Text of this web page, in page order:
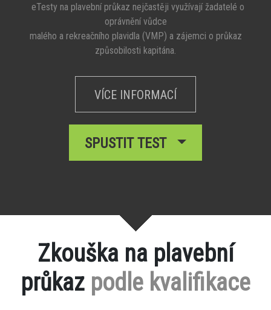
eTesty na plavební průkaz nejčastěji využívají žadatelé o
oprávnění vůdce
malého a rekreačního plavidla (VMP) a zájemci o průkaz
způsobilosti kapitána.
VÍCE INFORMACÍ
SPUSTIT TEST
Zkouška na plavební
průkaz podle kvalifikace